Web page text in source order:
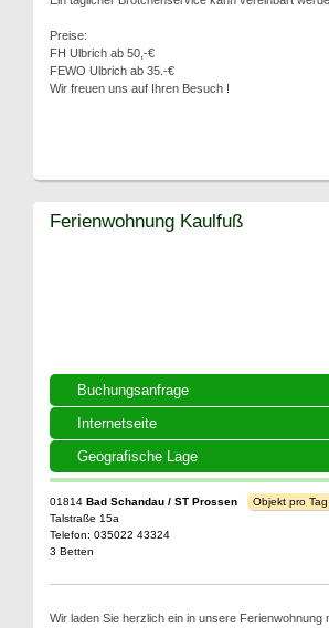
Preise:
FH Ulbrich ab 50,-€
FEWO Ulbrich ab 35.-€
Wir freuen uns auf Ihren Besuch !
Buchungsanfrage
Internetseite
Geografische Lage
Ferienwohnung Kaulfuß
01814 Bad Schandau / ST Prossen
Talstraße 15a
Telefon: 035022 43324
3 Betten
Objekt pro
Wir laden Sie herzlich ein in unsere Ferienwohnung